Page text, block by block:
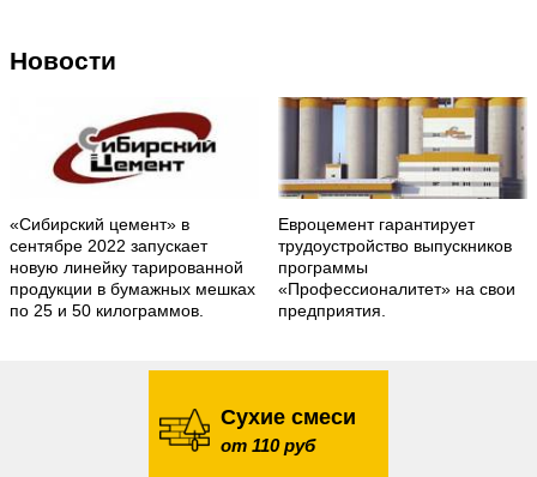
Новости
«Сибирский цемент» в
сентябре 2022 запускает
новую линейку тарированной
продукции в бумажных мешках
по 25 и 50 килограммов.
Евроцемент гарантирует
трудоустройство выпускников
программы
«Профессионалитет» на свои
предприятия.
Сухие смеси
от 110 руб